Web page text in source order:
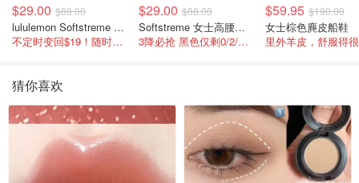
$29.00 $88.00
lululemon Softstreme 女士高腰短裤 10cm
不定时变回$19！随时点进来看
$29.00 $88.00
Softstreme 女士高腰短裤 4英寸
3降必抢 黑色仅剩0/2/4码
$59.95 $190.00
女士棕色麂皮船鞋
里外羊皮，舒服得很
猜你喜欢